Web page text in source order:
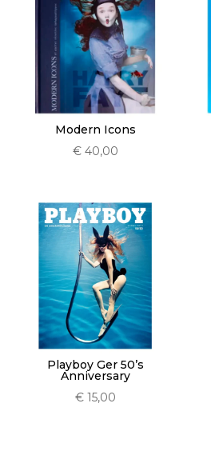
Modern Icons
€40,00
Playboy Ger 50’s
Anniversary
€15,00